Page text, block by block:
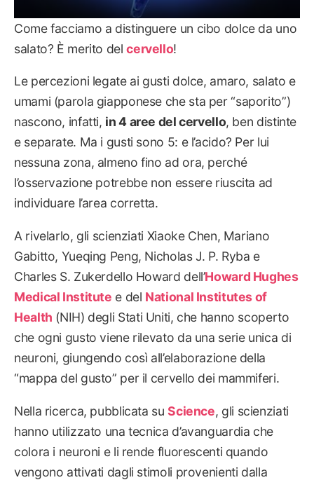
Come facciamo a distinguere un cibo dolce da uno
salato? È merito delcervello!
Le percezioni legate ai gusti dolce, amaro, salato e
umami (parola giapponese che sta per “saporito”)
nascono, infatti, in 4 aree del cervello, ben distinte
e separate. Ma i gusti sono 5: e l’acido? Per lui
nessuna zona, almeno fino ad ora, perché
l’osservazione potrebbe non essere riuscita ad
individuare l’area corretta.
A rivelarlo, gli scienziati Xiaoke Chen, Mariano
Gabitto, Yueqing Peng, Nicholas J. P. Ryba e
Charles S. Zukerdello Howard dell’Howard Hughes
Medical Institute e del National Institutes of
Health (NIH) degli Stati Uniti, che hanno scoperto
che ogni gusto viene rilevato da una serie unica di
neuroni, giungendo così all’elaborazione della
“mappa del gusto” per il cervello dei mammiferi.
Nella ricerca, pubblicata suScience, gli scienziati
hanno utilizzato una tecnica d’avanguardia che
colora i neuroni e li rende fluorescenti quando
vengono attivati dagli stimoli provenienti dalla